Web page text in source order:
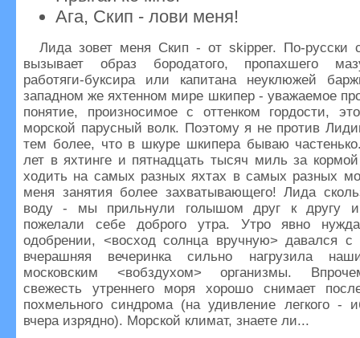
Ага, Скип - лови меня!
Лида зовет меня Скип - от skipper. По-русски
вызывает образ бородатого, пропахшего
работяги-буксира или капитана неуклюжей
западном же яхтенном мире шкипер - уважаемое
понятие, произносимое с оттенком гордости,
морской парусный волк. Поэтому я не против
тем более, что в шкуре шкипера бываю
лет в яхтинге и пятнадцать тысяч миль за
ходить на самых разных яхтах в самых разных
меня занятия более захватывающего! Лида
воду - мы прильнули голышом друг к другу
пожелали себе доброго утра. Утро явно
одобрении, <восход солнца вручную> давался с
вчерашняя вечеринка сильно нагрузила
московским <вобздухом> организмы.
свежесть утреннего моря хорошо снимает
похмельного синдрома (на удивление легкого -
вчера изрядно). Морской климат, знаете ли...